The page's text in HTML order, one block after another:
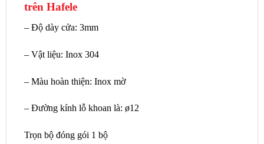
trên Hafele
– Độ dày cửa: 3mm
– Vật liệu: Inox 304
– Màu hoàn thiện: Inox mờ
– Đường kính lỗ khoan là: ø12
Trọn bộ đóng gói 1 bộ